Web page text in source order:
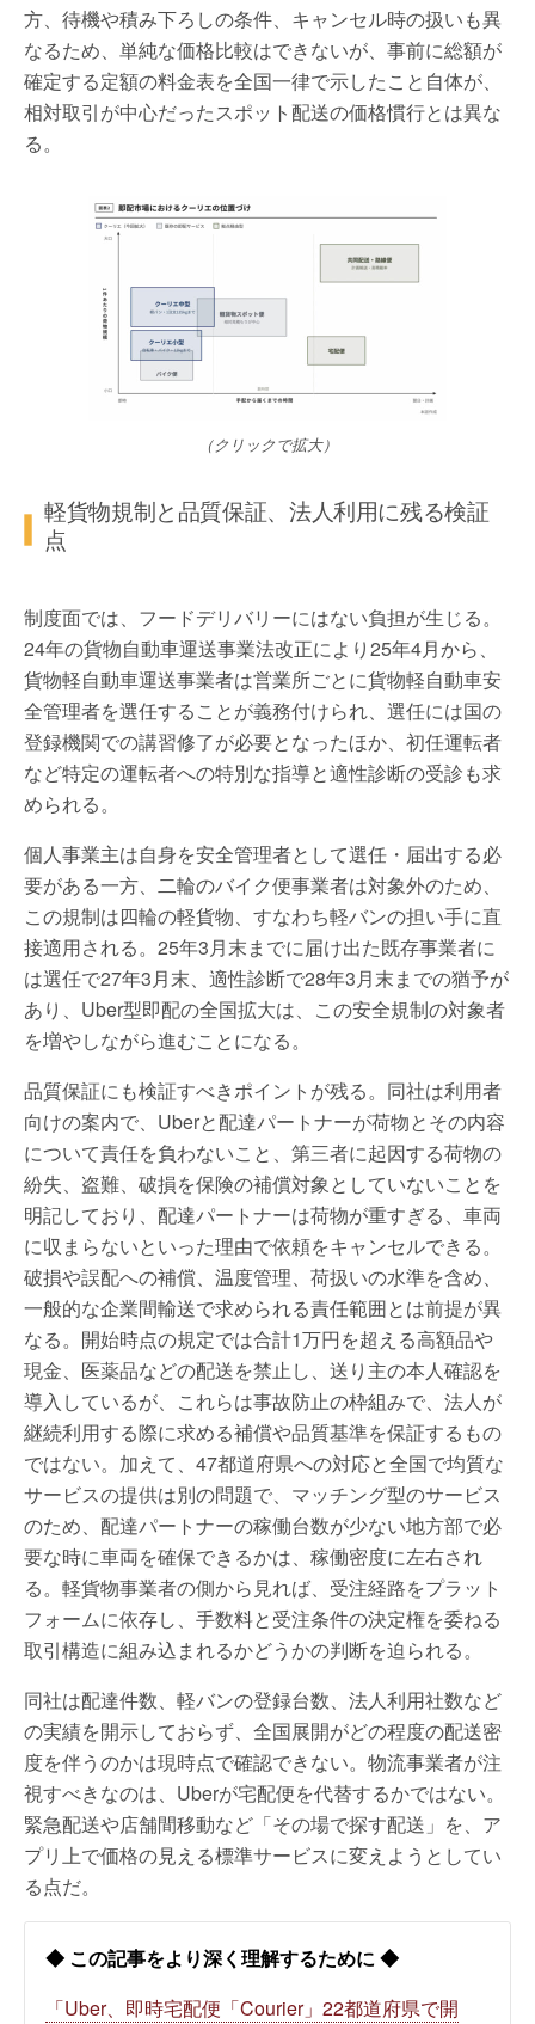
方、待機や積み下ろしの条件、キャンセル時の扱いも異
なるため、単純な価格比較はできないが、事前に総額が
確定する定額の料金表を全国一律で示したこと自体が、
相対取引が中心だったスポット配送の価格慣行とは異な
る。
（クリックで拡大）
軽貨物規制と品質保証、法人利用に残る検証
点
制度面では、フードデリバリーにはない負担が生じる。
24年の貨物自動車運送事業法改正により25年4月から、
貨物軽自動車運送事業者は営業所ごとに貨物軽自動車安
全管理者を選任することが義務付けられ、選任には国の
登録機関での講習修了が必要となったほか、初任運転者
など特定の運転者への特別な指導と適性診断の受診も求
められる。
個人事業主は自身を安全管理者として選任・届出する必
要がある一方、二輪のバイク便事業者は対象外のため、
この規制は四輪の軽貨物、すなわち軽バンの担い手に直
接適用される。25年3月末までに届け出た既存事業者に
は選任で27年3月末、適性診断で28年3月末までの猶予が
あり、Uber型即配の全国拡大は、この安全規制の対象者
を増やしながら進むことになる。
品質保証にも検証すべきポイントが残る。同社は利用者
向けの案内で、Uberと配達パートナーが荷物とその内容
について責任を負わないこと、第三者に起因する荷物の
紛失、盗難、破損を保険の補償対象としていないことを
明記しており、配達パートナーは荷物が重すぎる、車両
に収まらないといった理由で依頼をキャンセルできる。
破損や誤配への補償、温度管理、荷扱いの水準を含め、
一般的な企業間輸送で求められる責任範囲とは前提が異
なる。開始時点の規定では合計1万円を超える高額品や
現金、医薬品などの配送を禁止し、送り主の本人確認を
導入しているが、これらは事故防止の枠組みで、法人が
継続利用する際に求める補償や品質基準を保証するもの
ではない。加えて、47都道府県への対応と全国で均質な
サービスの提供は別の問題で、マッチング型のサービス
のため、配達パートナーの稼働台数が少ない地方部で必
要な時に車両を確保できるかは、稼働密度に左右され
る。軽貨物事業者の側から見れば、受注経路をプラット
フォームに依存し、手数料と受注条件の決定権を委ねる
取引構造に組み込まれるかどうかの判断を迫られる。
同社は配達件数、軽バンの登録台数、法人利用社数など
の実績を開示しておらず、全国展開がどの程度の配送密
度を伴うのかは現時点で確認できない。物流事業者が注
視すべきなのは、Uberが宅配便を代替するかではない。
緊急配送や店舗間移動など「その場で探す配送」を、ア
プリ上で価格の見える標準サービスに変えようとしてい
る点だ。
◆ この記事をより深く理解するために ◆
「Uber、即時宅配便「Courier」22都道府県で開